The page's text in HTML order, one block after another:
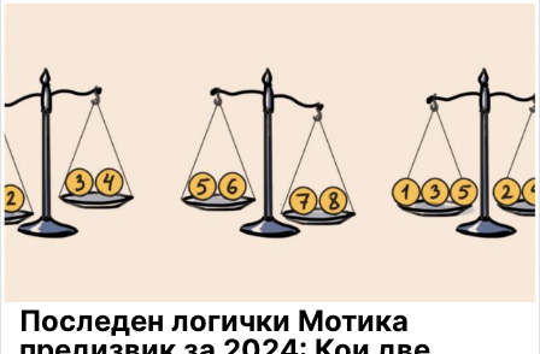
Последен логички Мотика